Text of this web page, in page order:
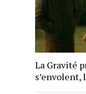
La Gravité
s’envolent,